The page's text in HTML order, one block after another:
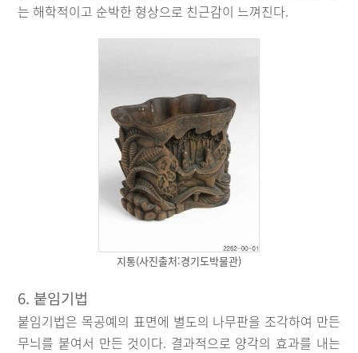
는 해학적이고 순박한 형상으로 친근감이 느껴진다.
지통(사진출처:경기도박물관)
6. 붙임기법
붙임기법은 목공예의 표면에 별도의 나무판을 조각하여 만든
무늬를 붙여서 만든 것이다. 결과적으로 양각의 효과를 내는